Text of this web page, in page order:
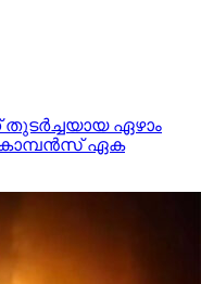
തുടര്‍ച്ചയായ ഏഴാം
ഏക